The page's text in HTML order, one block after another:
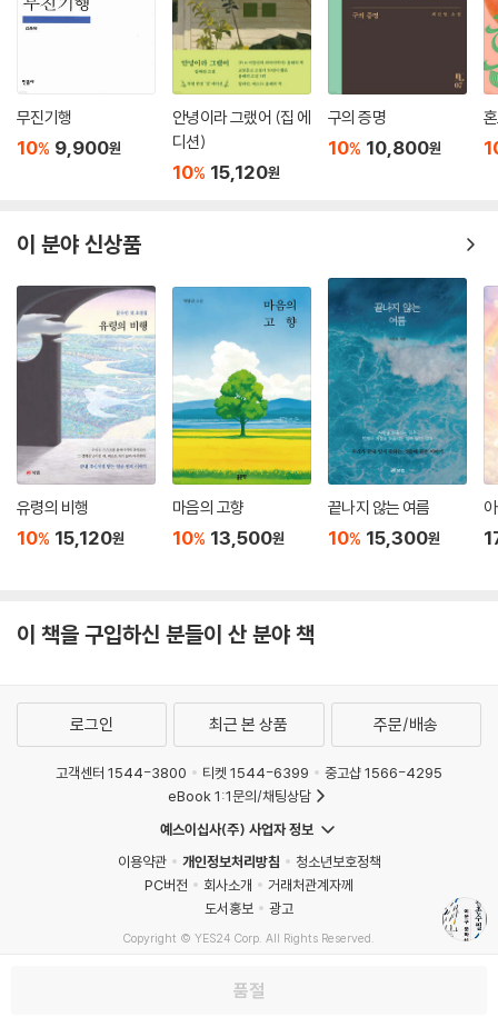
무진기행
10% 9,900원
안녕이라 그랬어 (집 에
디션)
10% 15,120원
구의 증명
10% 10,800원
이 분야 신상품
유령의 비행
10% 15,120원
마음의 고향
10% 13,500원
끝나지 않는 여름
10% 15,300원
이 책을 구입하신 분들이 산 분야 책
품절
로그인 최근 본 상품 주문/배송
고객센터 1544-3800 티켓 1544-6399
중고샵 1566-4295
eBook 1:1문의/채팅상담
예스이십사(주) 사업자 정보
이용약관
개인정보처리방침
청소년보호정책
PC버전
회사소개
거래처관계자께
도서홍보
광고
Copyright © YES24 Corp. All Rights Reserved.